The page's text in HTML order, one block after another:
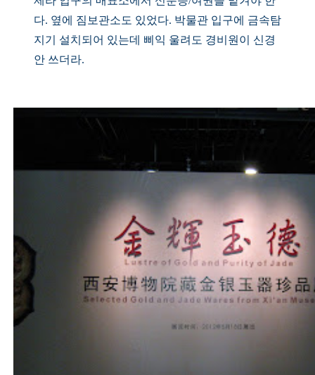
다. 옆에 짐보관소도 있었다. 박물관 입구에 금속탐
지기 설치되어 있는데 삐익 울려도 경비원이 신경
안 쓰더라.